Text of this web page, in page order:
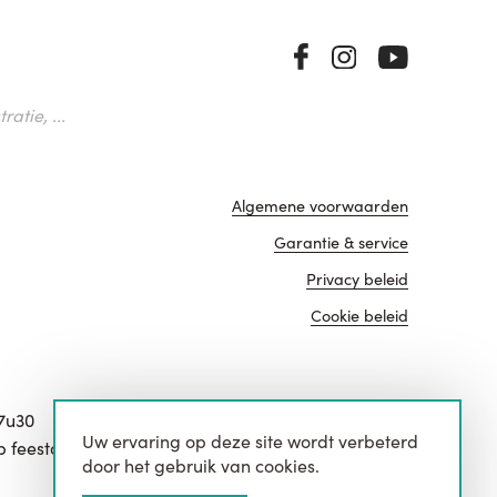
...
feestdagen.
Algemene voorwaarden
Garantie & service
Privacy beleid
Cookie beleid
website door
Uw ervaring op deze site wordt verbeterd
door het gebruik van cookies.